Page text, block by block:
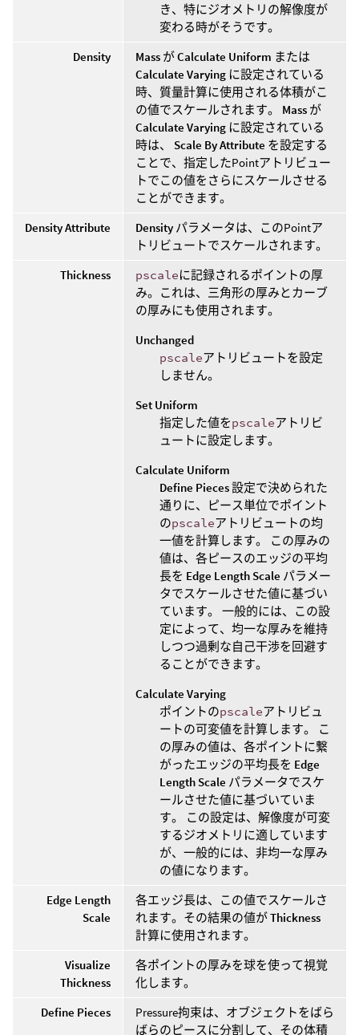
き、特にジオメトリの解像度が
変わる時がそうです。
Density
Mass がCalculate Uniform または
Calculate Varying に設定されている
時、質量計算に使用される体積がこ
の値でスケールされます。 Mass が
Calculate Varying に設定されている
時は、 Scale By Attribute を設定する
ことで、指定したPointアトリビュー
トでこの値をさらにスケールさせる
ことができます。
Density Attribute
Density パラメータは、このPointア
トリビュートでスケールされます。
Thickness
pscaleに記録されるポイントの厚
み。これは、三角形の厚みとカーブ
の厚みにも使用されます。
Unchanged
pscaleアトリビュートを設定
しません。
Set Uniform
指定した値をpscaleアトリビ
ュートに設定します。
Calculate Uniform
Define Pieces設定で決められた
通りに、ピース単位でポイント
のpscaleアトリビュートの均
一値を計算します。 この厚みの
値は、各ピースのエッジの平均
長を Edge Length Scale パラメー
タでスケールさせた値に基づい
ています。 一般的には、この設
定によって、均一な厚みを維持
しつつ過剰な自己干渉を回避す
ることができます。
Calculate Varying
ポイントのpscaleアトリビュ
ートの可変値を計算します。 こ
の厚みの値は、各ポイントに繋
がったエッジの平均長を Edge
Length Scale パラメータでスケ
ールさせた値に基づいていま
す。 この設定は、解像度が可変
するジオメトリに適しています
が、一般的には、非均一な厚み
の値になります。
Edge Length
Scale
各エッジ長は、この値でスケールさ
れます。その結果の値がThickness
計算に使用されます。
Visualize
Thickness
各ポイントの厚みを球を使って視覚
化します。
Define Pieces
Pressure拘束は、オブジェクトをばら
ばらのピースに分割して、その体積